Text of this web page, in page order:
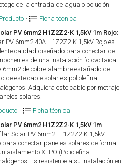
de la entrada de agua o polución.
·
Ficha técnica
PV 6mm2 H1Z2Z2-K 1,5kV 1m Rojo:
PV 6mm2 40A H1Z2Z2-K 1,5kV Rojo es
calidad diseñado para conectar de
de una instalación fotovoltaica.
6mm2 de cobre alambre estañado de
de este cable solar es poliolefina
Adquiera este cable por metraje
solares.
·
Ficha técnica
PV 6mm2 H1Z2Z2-K 1,5kV 1m
Solar PV 6mm2 H1Z2Z2-K 1,5kV
para conectar paneles solares de forma
aislamiento XLPO (Poliolefina
Es resistente a su instalación en